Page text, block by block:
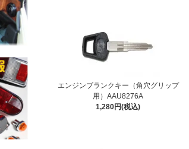
エンジンブランクキー（角穴グリップ
用）AAU8276A
1,280円(税込)